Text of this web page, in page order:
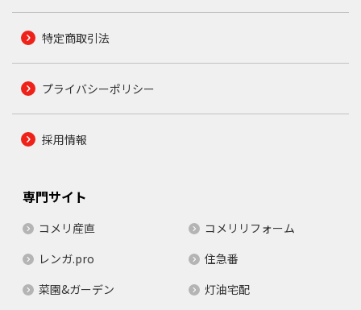
特定商取引法
プライバシーポリシー
採用情報
専門サイト
コメリ産直
コメリリフォーム
レンガ.pro
住急番
菜園&ガーデン
灯油宅配